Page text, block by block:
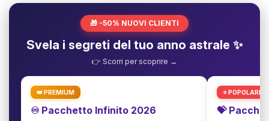
🎁 -50% NUOVI CLIENTI
Svela i segreti del tuo anno astrale ✨
👉 Scorri per scoprire →
👑 PREMIUM
♾️ Pacchetto Infinito 2026
⭐ POPOLARE
💝